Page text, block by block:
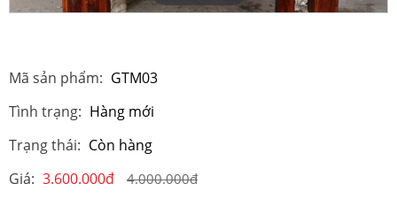
Mã sản phẩm: GTM03
Tình trạng: Hàng mới
Trạng thái: Còn hàng
Giá: 3.600.000đ 4.000.000đ